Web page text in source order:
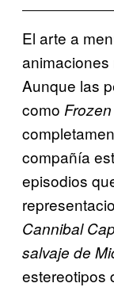
El arte a
Aunque las
como Frozen
compañía
episodios
Cannibal
salvaje de
estereotipos